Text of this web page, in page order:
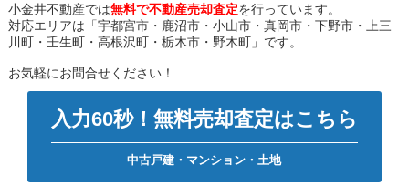
小金井不動産では無料で不動産売却査定を行っています。
対応エリアは「宇都宮市・鹿沼市・小山市・真岡市・下野市・上三
川町・壬生町・高根沢町・栃木市・野木町」です。
お気軽にお問合せください！
入力60秒！無料売却査定はこちら
中古戸建・マンション・土地